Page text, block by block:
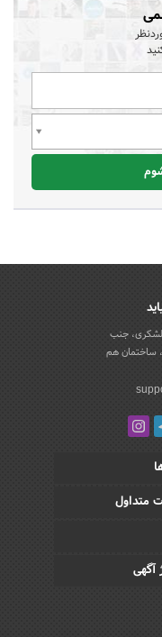
لشکری، جنب
ساختمان هم
متداول
آگهی